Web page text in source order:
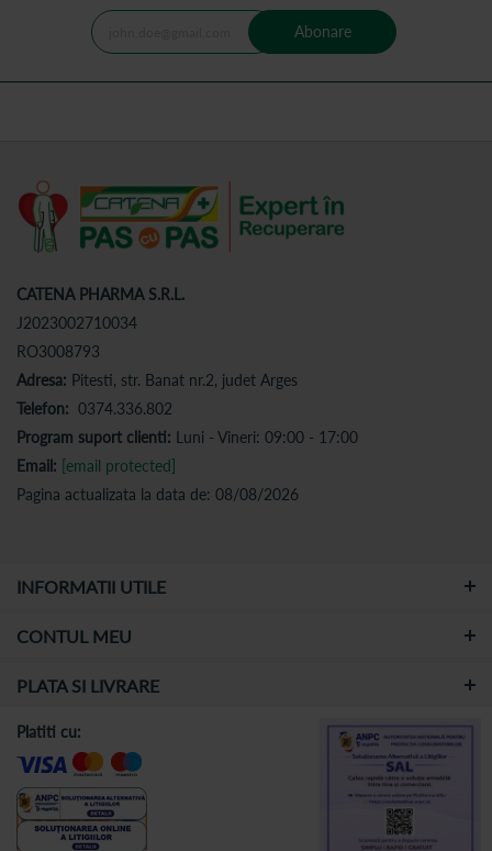
Abonare
CATENA PHARMA S.R.L.
J2023002710034
RO3008793
Adresa: Pitesti, str. Banat nr.2, judet Arges
Telefon: 0374.336.802
Program suport clienti: Luni - Vineri: 09:00 - 17:00
Email: [email protected]
Pagina actualizata la data de: 08/08/2026
INFORMATII UTILE
CONTUL MEU
PLATA SI LIVRARE
Platiti cu: